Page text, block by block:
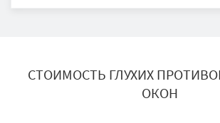
СТОИМОСТЬ ГЛУХИХ
ОКОН